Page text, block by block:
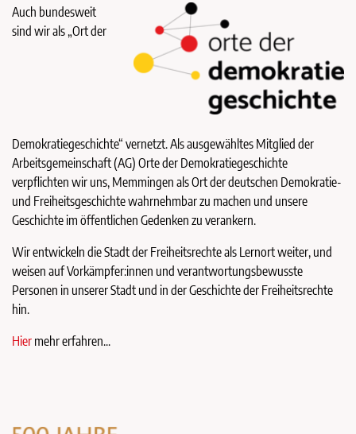
Auch bundesweit
sind wir als „Ort der
Demokratiegeschichte“ vernetzt. Als ausgewähltes Mitglied der
Arbeitsgemeinschaft (AG) Orte der Demokratiegeschichte
verpflichten wir uns, Memmingen als Ort der deutschen Demokratie-
und Freiheitsgeschichte wahrnehmbar zu machen und unsere
Geschichte im öffentlichen Gedenken zu verankern.
Wir entwickeln die Stadt der Freiheitsrechte als Lernort weiter, und
weisen auf Vorkämpfer:innen und verantwortungsbewusste
Personen in unserer Stadt und in der Geschichte der Freiheitsrechte
hin.
Hier mehr erfahren...